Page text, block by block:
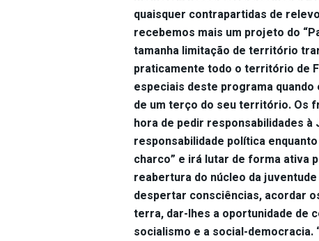
quaisquer contrapartidas de
recebemos mais um projeto do
tamanha limitação de território
praticamente todo o território de
especiais deste programa
de um terço do seu território. Os
hora de pedir responsabilidades à
responsabilidade política
charco” e irá lutar de forma ativa
reabertura do núcleo da
despertar consciências, acordar
terra, dar-lhes a oportunidade de
socialismo e a social-democracia.